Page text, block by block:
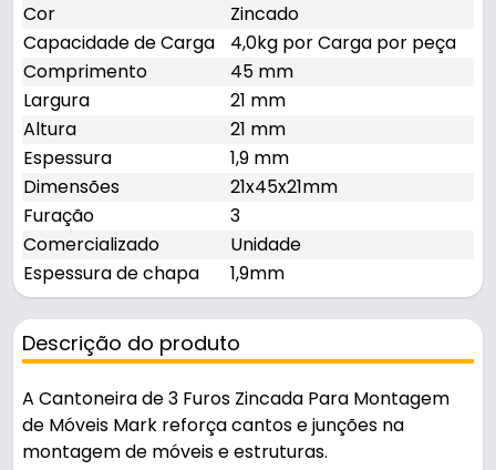
Cor
Zincado
Capacidade de Carga
4,0kg por Carga por peça
Comprimento
45 mm
Largura
21 mm
Altura
21 mm
Espessura
1,9 mm
Dimensões
21x45x21mm
Furação
3
Comercializado
Unidade
Espessura de chapa
1,9mm
Descrição do produto
A Cantoneira de 3 Furos Zincada Para Montagem
de Móveis Mark reforça cantos e junções na
montagem de móveis e estruturas.